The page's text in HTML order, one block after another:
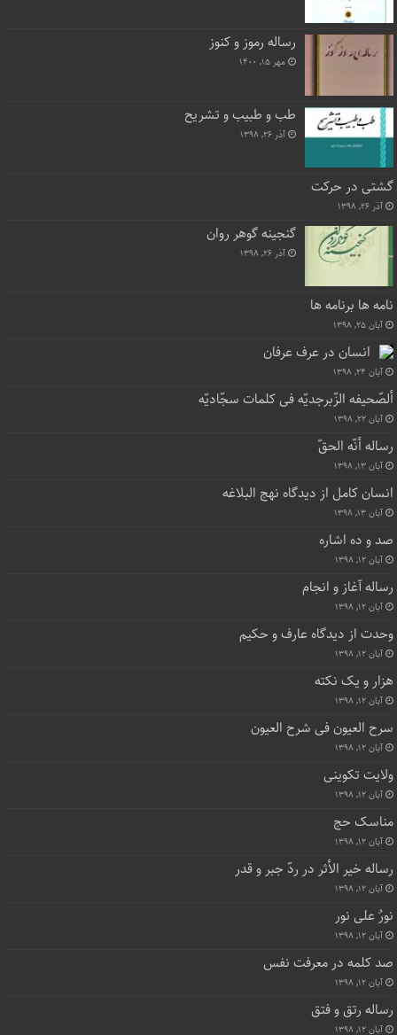
رساله رموز و کنوز
مهر ۱۵, ۱۴۰۰
طب و طبیب و تشریح
آذر ۲۶, ۱۳۹۸
گشتی در حرکت
آذر ۲۶, ۱۳۹۸
گنجینه گوهر روان
آذر ۲۶, ۱۳۹۸
نامه ها برنامه ها
آبان ۲۵, ۱۳۹۸
انسان در عرف عرفان
آبان ۲۴, ۱۳۹۸
ألصّحیفه الزّبرجدیّه فی کلمات سجّادیّه
آبان ۲۲, ۱۳۹۸
رساله أنّه الحقّ
آبان ۱۳, ۱۳۹۸
انسان کامل از دیدگاه نهج البلاغه
آبان ۱۳, ۱۳۹۸
صد و ده اشاره
آبان ۱۲, ۱۳۹۸
رساله آغاز و انجام
آبان ۱۲, ۱۳۹۸
وحدت از دیدگاه عارف و حکیم
آبان ۱۲, ۱۳۹۸
هزار و یک نکته
آبان ۱۲, ۱۳۹۸
سرح العیون فی شرح العیون
آبان ۱۲, ۱۳۹۸
ولایت تکوینی
آبان ۱۲, ۱۳۹۸
مناسک حج
آبان ۱۲, ۱۳۹۸
رساله خیر الأثر در ردّ جبر و قدر
آبان ۱۲, ۱۳۹۸
نورٌ علی نور
آبان ۱۲, ۱۳۹۸
صد کلمه در معرفت نفس
آبان ۱۲, ۱۳۹۸
رساله رتق و فتق
آبان ۱۲, ۱۳۹۸